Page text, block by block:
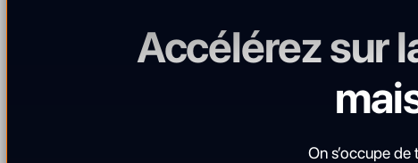
Accélérez sur
On s’occupe